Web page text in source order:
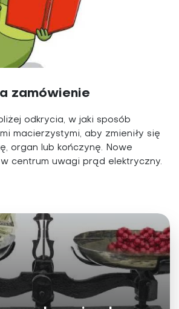
zamówienie
odkrycia, w jaki sposób
macierzystymi, aby zmieniły się
organ lub kończynę. Nowe
centrum uwagi prąd elektryczny.